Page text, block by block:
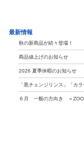
最新情報
秋の新商品が続々登場！
商品値上げのお知らせ
2026 夏季休暇のお知らせ
「黒チェンジリンス」「カ
６月 一般の方向き ＝